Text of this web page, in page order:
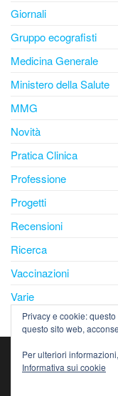
Giornali
Gruppo ecografisti
Medicina Generale
Ministero della Salute
MMG
Novità
Pratica Clinica
Professione
Progetti
Recensioni
Ricerca
Vaccinazioni
Varie
2026Copyright©
Interdisciplinare
Privacy e cookie:
questo sito web,
Per ulteriori
Informativa sui cookie